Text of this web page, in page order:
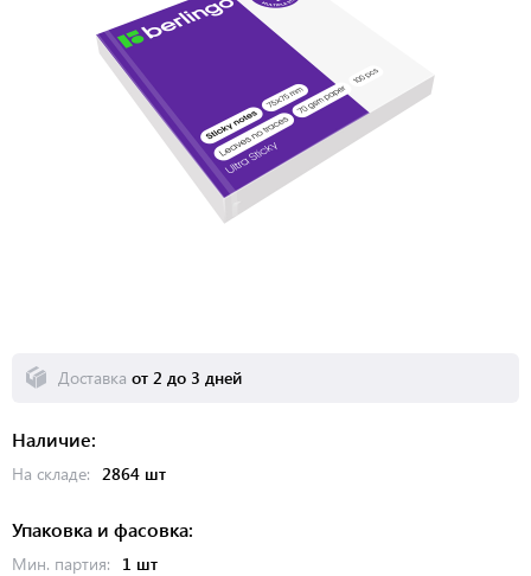
Наличие:
На складе: 2864 шт
Упаковка и фасовка:
Мин. партия: 1 шт
Доставка от 2 до 3 дней